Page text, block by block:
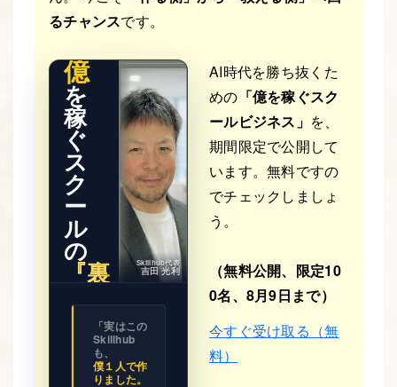
るチャンスです。
億
を
稼
ぐ
ス
ク
ー
ル
の
『裏
ビジネス
の設計図
全て見せ
Skillhub代表
吉田 光利
「実はこの
Skillhub
も、
僕１人で作
りました。
AI時代を勝ち抜くた
めの 「億を稼ぐスク
ールビジネス」 を、
期間限定で公開して
います。無料ですの
でチェックしましょ
う。
（無料公開、限定10
0名、8月9日まで）
今すぐ受け取る（無
料）